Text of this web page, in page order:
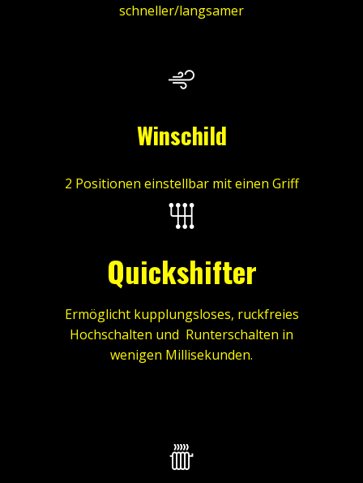
schneller/langsamer
Winschild
2 Positionen einstellbar mit einen Griff
Quickshifter
Ermöglicht kupplungsloses, ruckfreies
Hochschalten und Runterschalten in
wenigen Millisekunden.